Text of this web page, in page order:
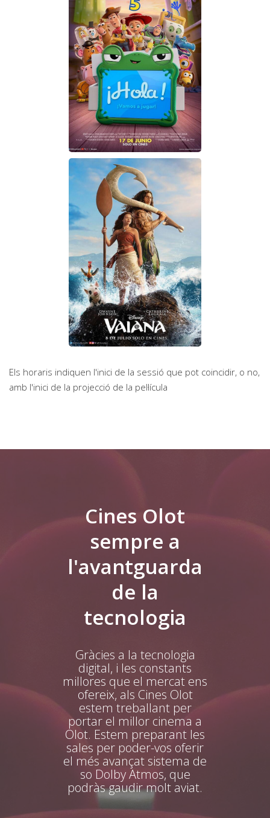
Els horaris indiquen l'inici de la sessió que pot coincidir, o no,
amb l'inici de la projecció de la pel·lícula
Cines Olot
sempre a
l'avantguarda
de la
tecnologia
Gràcies a la tecnologia
digital, i les constants
millores que el mercat ens
ofereix, als Cines Olot
estem treballant per
portar el millor cinema a
Olot. Estem preparant les
sales per poder-vos oferir
el més avançat sistema de
so Dolby Atmos, que
podràs gaudir molt aviat.